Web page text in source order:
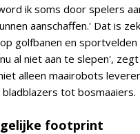
ik soms door spelers
aanschaffen.' Dat is
golfbanen en
al niet aan te slepen',
alleen maairobots
bladblazers tot bosmaaiers.
footprint